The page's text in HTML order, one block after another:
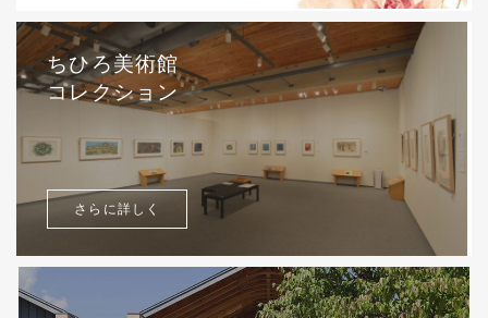
ちひろ美術館
コレクション
さらに詳しく